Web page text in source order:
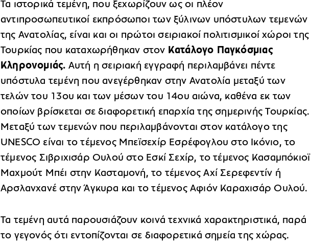
Τα ιστορικά τεμένη, που ξεχωρίζουν ως οι πλέον
αντιπροσωπευτικοί εκπρόσωποι των ξύλινων υπόστυλων τεμενών
της Ανατολίας, είναι και οι πρώτοι σειριακοί πολιτισμικοί χώροι της
Τουρκίας που καταχωρήθηκαν στον Κατάλογο Παγκόσμιας
Κληρονομιάς. Αυτή η σειριακή εγγραφή περιλαμβάνει πέντε
υπόστυλα τεμένη που ανεγέρθηκαν στην Ανατολία μεταξύ των
τελών του 13ου και των μέσων του 14ου αιώνα, καθένα εκ των
οποίων βρίσκεται σε διαφορετική επαρχία της σημερινής Τουρκίας.
Μεταξύ των τεμενών που περιλαμβάνονται στον κατάλογο της
UNESCO είναι το τέμενος Μπεϊσεχίρ Εσρέφογλου στο Ικόνιο, το
τέμενος Σιβριχισάρ Ουλού στο Εσκί Σεχίρ, το τέμενος Κασαμπόκιοϊ
Μαχμούτ Μπέι στην Κασταμονή, το τέμενος Αχί Σερεφεντίν ή
Αρσλανχανέ στην Άγκυρα και το τέμενος Αφιόν Καραχισάρ Ουλού.
Τα τεμένη αυτά παρουσιάζουν κοινά τεχνικά χαρακτηριστικά, παρά
το γεγονός ότι εντοπίζονται σε διαφορετικά σημεία της χώρας.